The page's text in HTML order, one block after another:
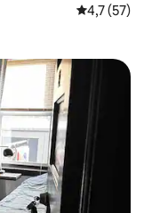
4,7 (57)